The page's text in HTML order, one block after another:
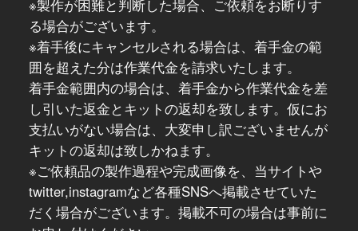
※製作が困難と判断した場合、ご依頼をお断りす
る場合がございます。
※着手後にキャンセルされる場合は、着手金の範
囲を超えた分は作業代金を請求いたします。
着手金範囲内の場合は、着手金から作業代金を差
し引いた返金とキットの返却を致します。仮にお
支払いがない場合は、大変申し訳ございませんが
キットの返却は致しかねます。
※ご依頼品の製作過程や完成画像を、当サイトや
twitter,instagramなど各種SNSへ掲載させていた
だく場合がございます。掲載不可の場合は事前に